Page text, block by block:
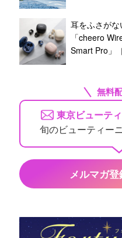
耳をふさが
「cheero
Smart Pro」
無料
東京ビューテ
旬のビューティー
メルマガ